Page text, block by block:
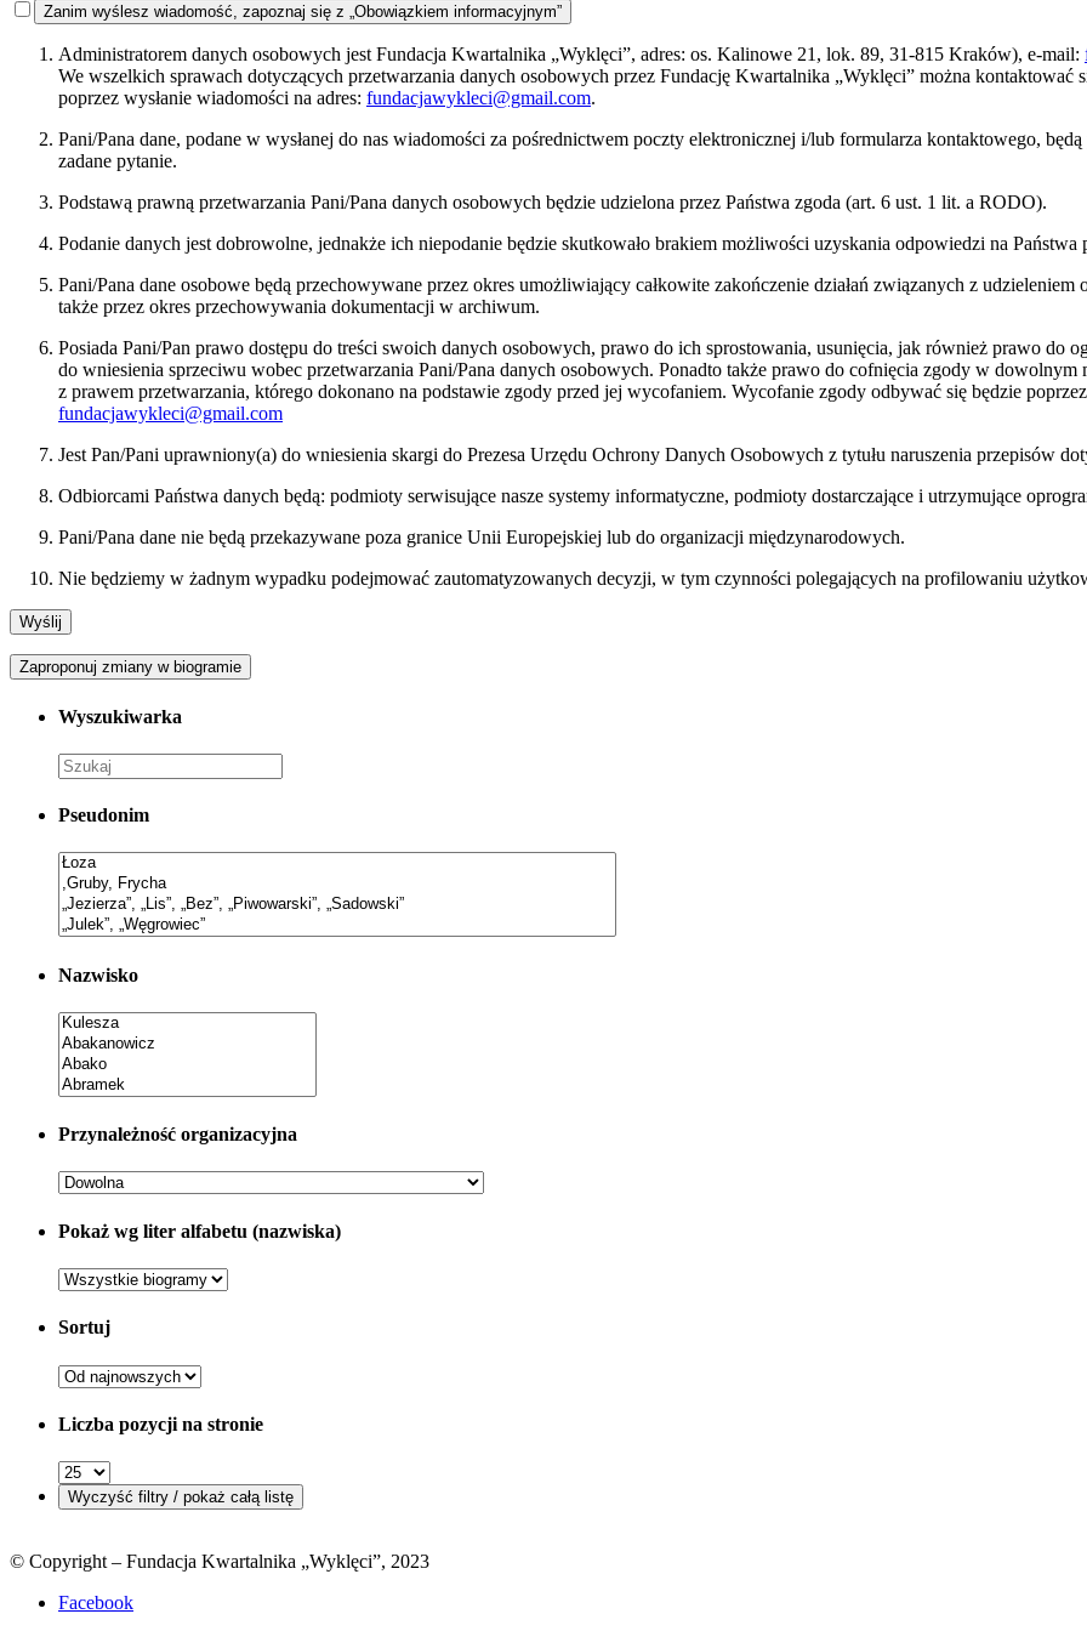
Zanim wyślesz wiadomość, zapoznaj się z „Obowiązkiem informacyjnym”
Administratorem danych osobowych jest Fundacja Kwartalnika „Wyklęci”, adres: os. Kalinowe 21, lok. 89, 31-815 Kraków), e-mail:
We wszelkich sprawach dotyczących przetwarzania danych osobowych przez Fundację Kwartalnika „Wyklęci” można
poprzez wysłanie wiadomości na adres: fundacjawykleci@gmail.com.
Pani/Pana dane, podane w wysłanej do nas wiadomości za pośrednictwem poczty elektronicznej i/lub formularza kontaktowego,
zadane pytanie.
Podstawą prawną przetwarzania Pani/Pana danych osobowych będzie udzielona przez Państwa zgoda (art. 6 ust. 1 lit. a RODO).
Podanie danych jest dobrowolne, jednakże ich niepodanie będzie skutkowało brakiem możliwości uzyskania odpowiedzi na Państwa
Pani/Pana dane osobowe będą przechowywane przez okres umożliwiający całkowite zakończenie działań związanych z
także przez okres przechowywania dokumentacji w archiwum.
Posiada Pani/Pan prawo dostępu do treści swoich danych osobowych, prawo do ich sprostowania, usunięcia, jak również prawo do
do wniesienia sprzeciwu wobec przetwarzania Pani/Pana danych osobowych. Ponadto także prawo do cofnięcia zgody w
z prawem przetwarzania, którego dokonano na podstawie zgody przed jej wycofaniem. Wycofanie zgody odbywać się będzie
fundacjawykleci@gmail.com
Jest Pan/Pani uprawniony(a) do wniesienia skargi do Prezesa Urzędu Ochrony Danych Osobowych z tytułu naruszenia przepisów
Odbiorcami Państwa danych będą: podmioty serwisujące nasze systemy informatyczne, podmioty dostarczające i utrzymujące
Pani/Pana dane nie będą przekazywane poza granice Unii Europejskiej lub do organizacji międzynarodowych.
Nie będziemy w żadnym wypadku podejmować zautomatyzowanych decyzji, w tym czynności polegających na profilowaniu
Zaproponuj zmiany w biogramie
Wyszukiwarka
Pseudonim
Nazwisko
Przynależność organizacyjna
Pokaż wg liter alfabetu (nazwiska)
Sortuj
Liczba pozycji na stronie
© Copyright – Fundacja Kwartalnika „Wyklęci”, 2023
Facebook